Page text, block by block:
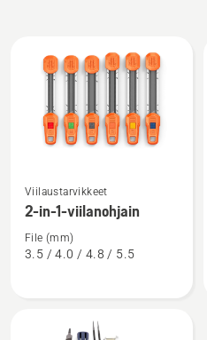
tuotteet
lisätietoja
tuotteesta
in-
Viilaustarvikkeet
2-in-1-viilanohjain
File (mm)
3.5 / 4.0 / 4.8 / 5.5